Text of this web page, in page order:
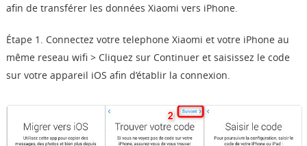
afin de transférer les données Xiaomi vers iPhone.
Étape 1. Connectez votre telephone Xiaomi et votre iPhone au
même reseau wifi > Cliquez sur Continuer et saisissez le code
sur votre appareil iOS afin d’établir la connexion.